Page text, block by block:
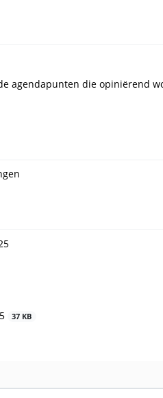
agendapunten die opiniërend
37 KB